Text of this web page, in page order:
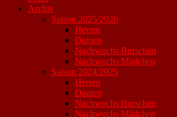
Archiv
Saison 2025/2026
Herren
Damen
Nachwuchs Burschen
Nachwuchs Mädchen
Saison 2024/2025
Herren
Damen
Nachwuchs Burschen
Nachwuchs Mädchen